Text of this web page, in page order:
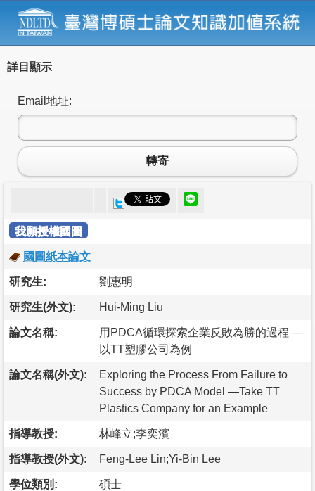
詳目顯示
Email地址:
轉寄
我願授權國圖
國圖紙本論文
研究生: 劉惠明
研究生(外文): Hui-Ming Liu
論文名稱:
用PDCA循環探索企業反敗為勝的過程 —
以TT塑膠公司為例
論文名稱(外文):
Exploring the Process From Failure to
Success by PDCA Model —Take TT
Plastics Company for an Example
指導教授: 林峰立;李奕濱
指導教授(外文): Feng-Lee Lin;Yi-Bin Lee
學位類別: 碩士